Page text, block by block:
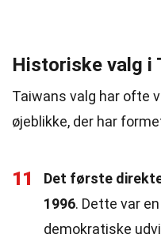
Historiske valg i
Taiwans valg har
øjeblikke, der har
11
Det første
1996. Dette var
demokratiske